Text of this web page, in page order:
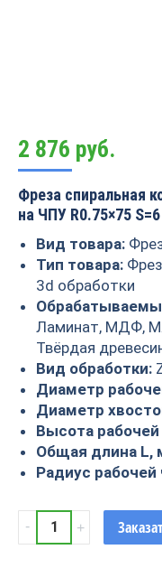
2 876 руб.
Фреза спиральная
на ЧПУ R0.75×75
Вид товара:
Тип товара:
3d обработки
Ламинат, МДФ,
Твёрдая
Вид обработки:
Диаметр
Диаметр
Высота
Общая длина L,
Радиус рабочей
Фреза
спиральная